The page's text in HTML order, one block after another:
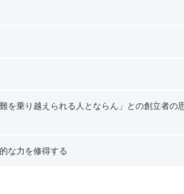
を乗り越えられる人とならん」との創立者の
な力を修得する